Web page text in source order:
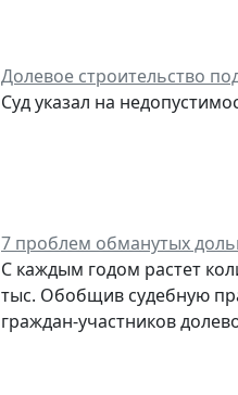
Долевое строительство
Суд указал на
7 проблем обманутых
С каждым годом растет
тыс. Обобщив судебную
граждан-участников